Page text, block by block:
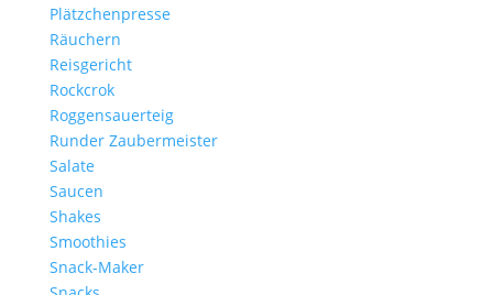
Plätzchenpresse
Räuchern
Reisgericht
Rockcrok
Roggensauerteig
Runder Zaubermeister
Salate
Saucen
Shakes
Smoothies
Snack-Maker